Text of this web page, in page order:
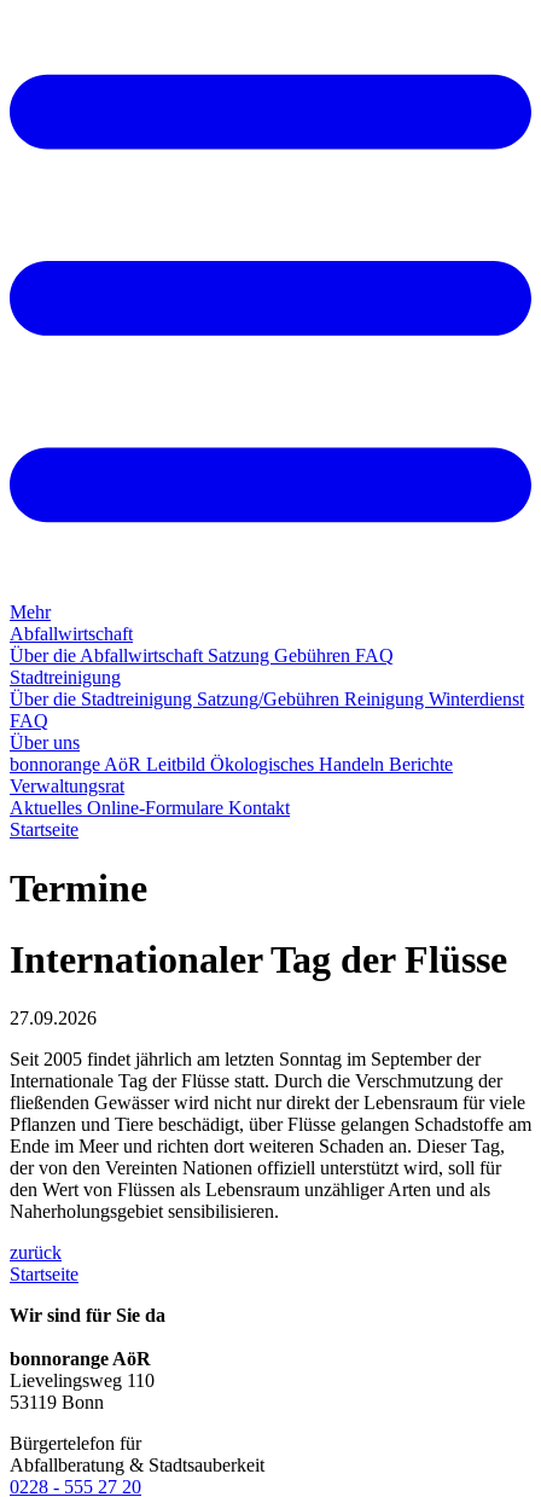
Mehr
Abfallwirtschaft
Über die Abfallwirtschaft Satzung Gebühren FAQ
Stadtreinigung
Über die Stadtreinigung Satzung/Gebühren Reinigung Winterdienst
FAQ
Über uns
bonnorange AöR Leitbild Ökologisches Handeln Berichte
Verwaltungsrat
Aktuelles Online-Formulare Kontakt
Startseite
Termine
Internationaler Tag der Flüsse
27.09.2026
Seit 2005 findet jährlich am letzten Sonntag im September der
Internationale Tag der Flüsse statt. Durch die Verschmutzung der
fließenden Gewässer wird nicht nur direkt der Lebensraum für viele
Pflanzen und Tiere beschädigt, über Flüsse gelangen Schadstoffe am
Ende im Meer und richten dort weiteren Schaden an. Dieser Tag,
der von den Vereinten Nationen offiziell unterstützt wird, soll für
den Wert von Flüssen als Lebensraum unzähliger Arten und als
Naherholungsgebiet sensibilisieren.
zurück
Startseite
Wir sind für Sie da
bonnorange AöR
Lievelingsweg 110
53119 Bonn
Bürgertelefon für
Abfallberatung & Stadtsauberkeit
0228 - 555 27 20